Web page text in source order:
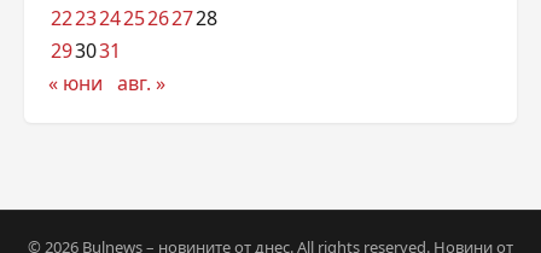
22232425262728
293031
« юни авг. »
© 2026 Bulnews – новините от днес. All rights reserved. Новини от